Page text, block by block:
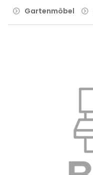
Gartenmöbel